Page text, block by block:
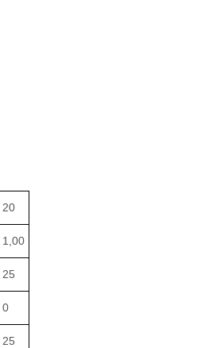
20
1,00
25
0
25